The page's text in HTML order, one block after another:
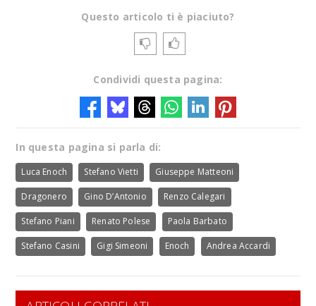
Questo articolo ti è piaciuto?
Condividi questa pagina:
In questa pagina si parla di:
Luca Enoch Stefano Vietti Giuseppe Matteoni
Dragonero Gino D’Antonio Renzo Calegari
Stefano Piani Renato Polese Paola Barbato
Stefano Casini Gigi Simeoni Enoch Andrea Accardi